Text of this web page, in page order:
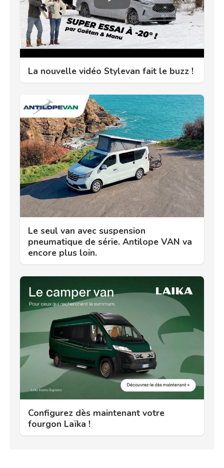
La nouvelle vidéo Stylevan fait le buzz !
Le seul van avec suspension
pneumatique de série. Antilope VAN va
encore plus loin.
Configurez dès maintenant votre
fourgon Laïka !